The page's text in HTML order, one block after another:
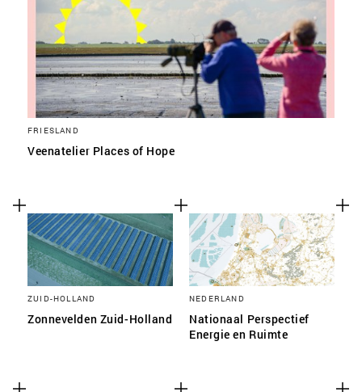
FRIESLAND
Veenatelier Places of Hope
ZUID-HOLLAND
Zonnevelden Zuid-Holland
NEDERLAND
Nationaal Perspectief
Energie en Ruimte